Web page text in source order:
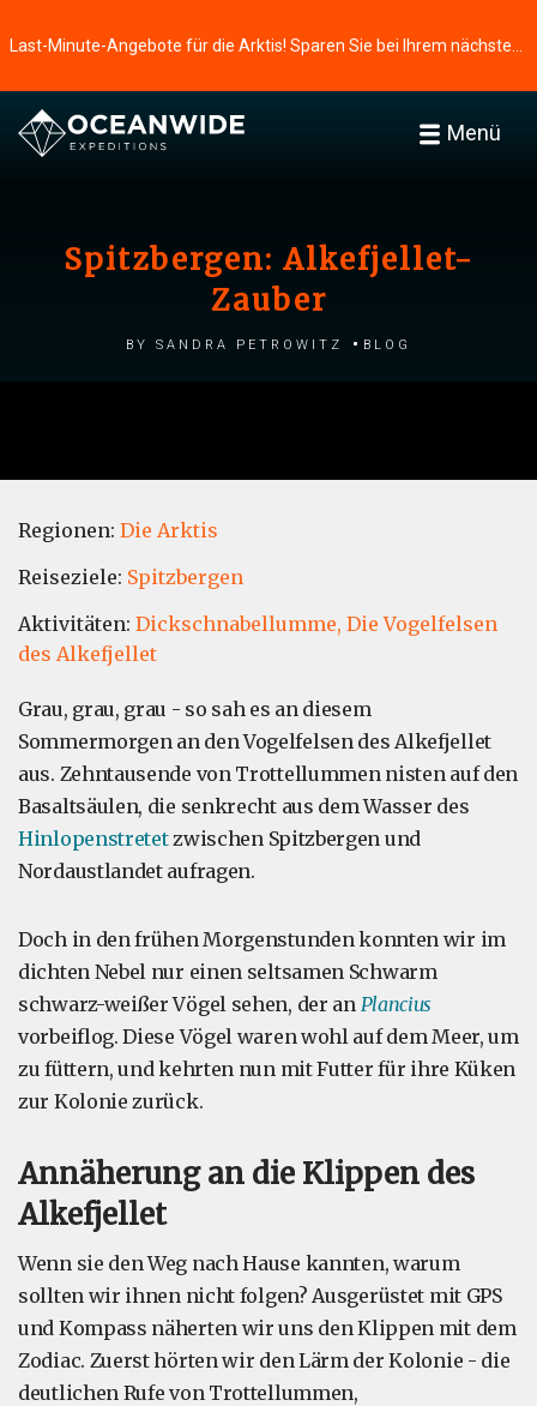
Menü
Spitzbergen: Alkefjellet-
Zauber
by Sandra Petrowitz Blog
Regionen: Die Arktis
Reiseziele: Spitzbergen
Aktivitäten: Dickschnabellumme, Die Vogelfelsen
des Alkefjellet
Grau, grau, grau - so sah es an diesem
Sommermorgen an den Vogelfelsen des Alkefjellet
aus. Zehntausende von Trottellummen nisten auf den
Basaltsäulen, die senkrecht aus dem Wasser des
Hinlopenstretetzwischen Spitzbergen und
Nordaustlandet aufragen.
Doch in den frühen Morgenstunden konnten wir im
dichten Nebel nur einen seltsamen Schwarm
schwarz-weißer Vögel sehen, der an Plancius
vorbeiflog. Diese Vögel waren wohl auf dem Meer, um
zu füttern, und kehrten nun mit Futter für ihre Küken
zur Kolonie zurück.
Annäherung an die Klippen des
Alkefjellet
Wenn sie den Weg nach Hause kannten, warum
sollten wir ihnen nicht folgen? Ausgerüstet mit GPS
und Kompass näherten wir uns den Klippen mit dem
Zodiac. Zuerst hörten wir den Lärm der Kolonie - die
deutlichen Rufe von Trottellummen,